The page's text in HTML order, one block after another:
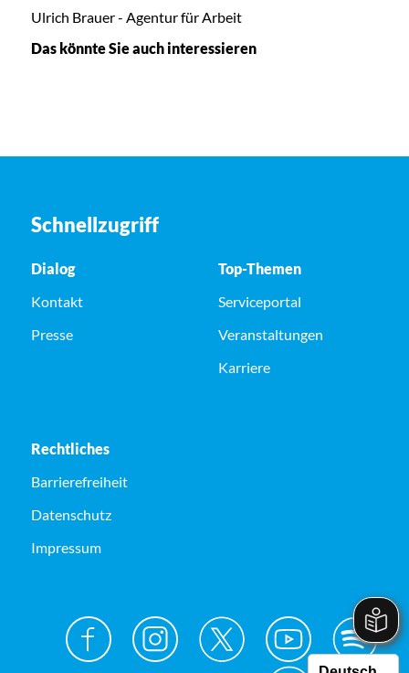
Ulrich Brauer - Agentur für Arbeit
Das könnte Sie auch interessieren
Schnellzugriff
Dialog
Kontakt
Presse
Top-Themen
Serviceportal
Veranstaltungen
Karriere
Rechtliches
Barrierefreiheit
Datenschutz
Impressum